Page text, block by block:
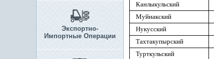
Экспортно-
Импортные Операции
Канлыкульский
Муйнакский
Нукусский
Тахтакупырский
Турткульский